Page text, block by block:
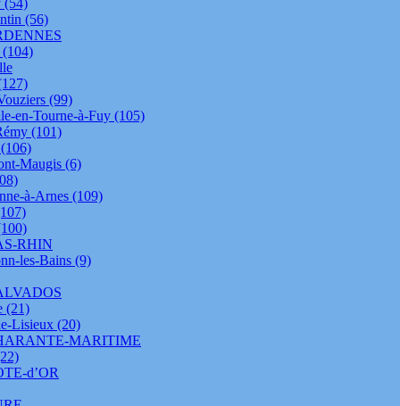
(54)
(56)
(104)
(99)
en-Tourne-à-Fuy (105)
(101)
Maugis (6)
à-Arnes (109)
RHIN
les-Bains (9)
(21)
Lisieux (20)
MARITIME
d’OR